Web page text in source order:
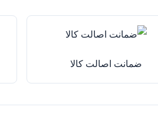
ضمانت اصالت کالا